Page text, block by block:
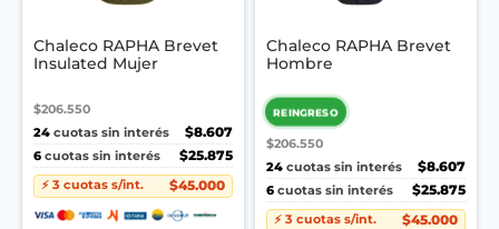
Chaleco RAPHA Brevet
Insulated Mujer
$206.550
24 cuotas sin interés
$8.607
6 cuotas sin interés $25.875
⚡ 3 cuotas s/int. $45.000
Chaleco RAPHA Brevet
Hombre
REINGRESO
$206.550
24 cuotas sin interés
$8.607
6 cuotas sin interés $25.875
⚡ 3 cuotas s/int. $45.000